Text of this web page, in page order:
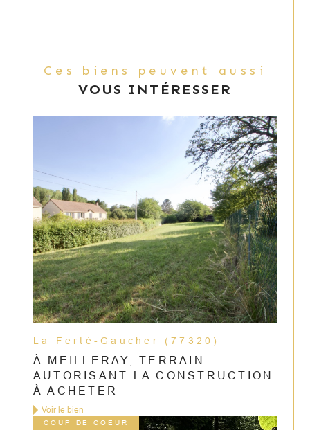
Ces biens peuvent aussi
VOUS INTÉRESSER
La Ferté-Gaucher (77320)
À MEILLERAY, TERRAIN
AUTORISANT LA CONSTRUCTION
À ACHETER
Voir le bien
COUP DE COEUR